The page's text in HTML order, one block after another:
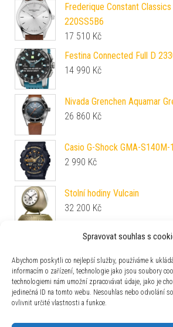
Spravovat souhlas s
Abychom poskytli co nejlepší služby, používáme k
informacím o zařízení, technologie jako jsou soubory
technologiemi nám umožní zpracovávat údaje, jako je
jedinečná ID na tomto webu. Nesouhlas nebo odvolání
ovlivnit určité vlastnosti a funkce.
Frederique Constant
220SS5B6
17 510 Kč
Festina Connected Full D
14 990 Kč
Nivada Grenchen Aquamar
26 860 Kč
Casio G-Shock GMA-S140M-
2 990 Kč
Stolní hodiny Vulcain
32 200 Kč
Tissot Flamingo
Mido Baroncelli Lady Day
33 800Kč